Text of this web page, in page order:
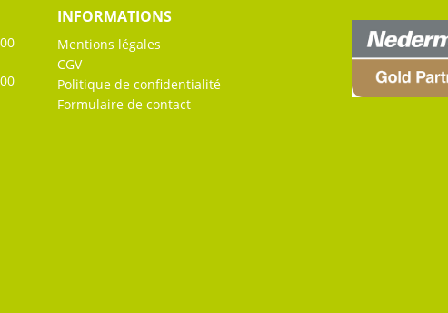
INFORMATIONS
Mentions légales
CGV
Politique de confidentialité
Formulaire de contact